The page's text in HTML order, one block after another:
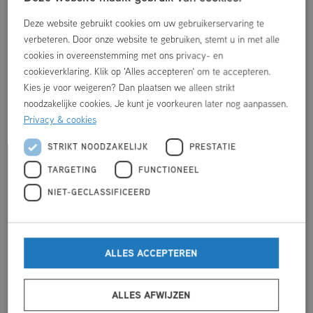
zwemlessen vaak als prettiger en hebben meestal meer kracht
en uithoudingsvermogen.
De reguliere zwemlessen vinden plaats op maandag-,
donderdag- en vrijdagmiddag en op zaterdagochtend.
De versnelcursus wordt gegeven op dinsdagmiddag.
Voor privélessen en pluslessen kun je ook een voorkeursdag
aangeven. Deze lessen worden aangeboden op dinsdag-,
woensdag- en vrijdagmiddag.
Let op: ontvang je binnen 3 dagen geen e-mail? Neem dan
telefonisch contact met ons op om te controleren of de
inschrijving goed is ontvangen.
Schrijf je hier in voor Reguliere zwemles
Schrijf je hier in voor Versnelcursus
Deze website gebruikt cookies om uw gebruikerservaring te
verbeteren. Door onze website te gebruiken, stemt u in met alle
cookies in overeenstemming met ons privacy- en
cookieverklaring. Klik op 'Alles accepteren' om te accepteren.
Kies je voor weigeren? Dan plaatsen we alleen strikt
noodzakelijke cookies. Je kunt je voorkeuren later nog aanpassen.
Privacy & cookies
STRIKT NOODZAKELIJK PRESTATIE
TARGETING FUNCTIONEEL
NIET-GECLASSIFICEERD
ALLES ACCEPTEREN
ALLES AFWIJZEN